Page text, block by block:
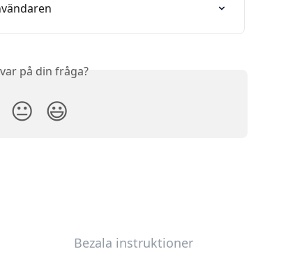
på din fråga?
😐 😃
Bezala instruktioner